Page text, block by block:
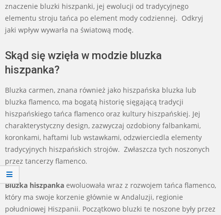
znaczenie bluzki hiszpanki, jej ewolucji od tradycyjnego
elementu stroju tańca po element mody codziennej. Odkryj
jaki wpływ wywarła na światową modę.
Skąd się wzięła w modzie bluzka
hiszpanka?
Bluzka carmen, znana również jako hiszpańska bluzka lub
bluzka flamenco, ma bogatą historię sięgającą tradycji
hiszpańskiego tańca flamenco oraz kultury hiszpańskiej. Jej
charakterystyczny design, zazwyczaj ozdobiony falbankami,
koronkami, haftami lub wstawkami, odzwierciedla elementy
tradycyjnych hiszpańskich strojów. Zwłaszcza tych noszonych
przez tancerzy flamenco.
Bluzka hiszpanka ewoluowała wraz z rozwojem tańca flamenco,
który ma swoje korzenie głównie w Andaluzji, regionie
południowej Hiszpanii. Początkowo bluzki te noszone były przez